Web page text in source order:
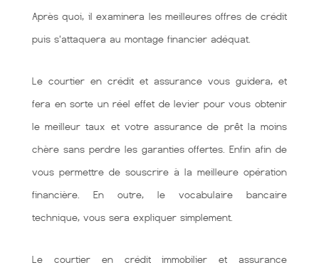
Après quoi, il examinera les meilleures offres de crédit
puis s'attaquera au montage financier adéquat.
Le courtier en crédit et assurance vous guidera, et
fera en sorte un réel effet de levier pour vous obtenir
le meilleur taux et votre assurance de prêt la moins
chère sans perdre les garanties offertes. Enfin afin de
vous permettre de souscrire à la meilleure opération
financière. En outre, le vocabulaire bancaire
technique, vous sera expliquer simplement.
Le courtier en crédit immobilier et assurance